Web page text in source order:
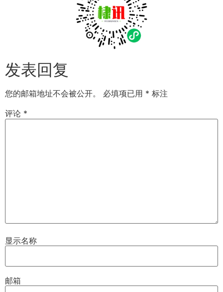
发表回复
您的邮箱地址不会被公开。 必填项已用 * 标注
评论 *
显示名称
邮箱